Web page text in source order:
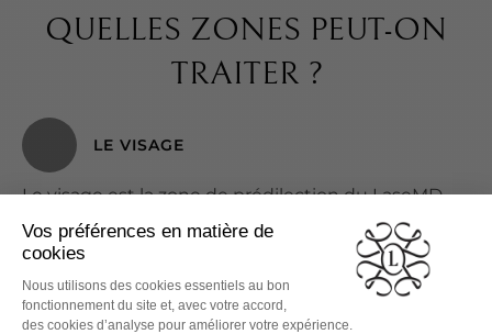
QUELLES ZONES PEUT-ON
TRAITER ?
LE VISAGE
Le visage est la zone de prédilection du LaseMD
Ultra pour traiter l'ensemble des problématiques
cutanées (taches, ridules, imperfections, acné,
teint terne) en une seule séance avec un
protocole d'actifs entièrement personnalisé.